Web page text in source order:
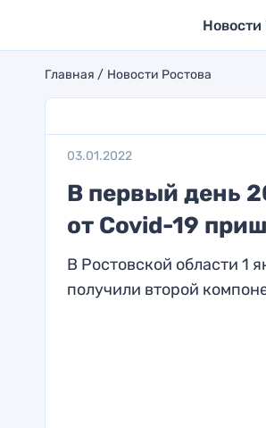
Новости
Главная Новости Ростова
03.01.2022
В первый день
от Covid-19
В Ростовской области 1
получили второй